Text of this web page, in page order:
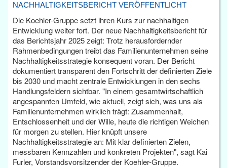
NACHHALTIGKEITSBERICHT VERÖFFENTLICHT
Die Koehler-Gruppe setzt ihren Kurs zur nachhaltigen
Entwicklung weiter fort. Der neue Nachhaltigkeitsbericht für
das Berichtsjahr 2025 zeigt: Trotz herausfordernder
Rahmenbedingungen treibt das Familienunternehmen seine
Nachhaltigkeitsstrategie konsequent voran. Der Bericht
dokumentiert transparent den Fortschritt der definierten Ziele
bis 2030 und macht zentrale Entwicklungen in den sechs
Handlungsfeldern sichtbar. "In einem gesamtwirtschaftlich
angespannten Umfeld, wie aktuell, zeigt sich, was uns als
Familienunternehmen wirklich trägt: Zusammenhalt,
Entschlossenheit und der Wille, heute die richtigen Weichen
für morgen zu stellen. Hier knüpft unsere
Nachhaltigkeitsstrategie an: Mit klar definierten Zielen,
messbaren Kennzahlen und konkreten Projekten", sagt Kai
Furler, Vorstandsvorsitzender der Koehler-Gruppe.